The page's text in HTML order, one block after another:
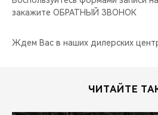
закажите ОБРАТНЫЙ ЗВОНОК
Ждем Вас в наших дилерских
ЧИТАЙТЕ